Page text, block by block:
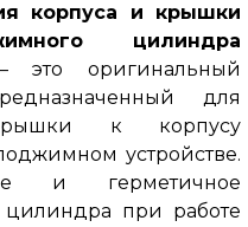
корпуса и крышки
цилиндра
оригинальный
для
к корпусу
устройстве.
и герметичное
при работе